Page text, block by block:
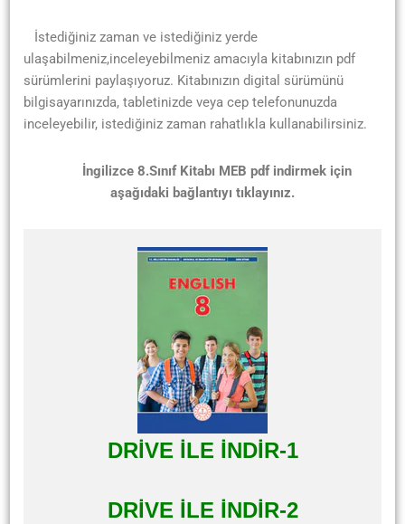
İstediğiniz zaman ve istediğiniz yerde
ulaşabilmeniz,inceleyebilmeniz amacıyla kitabınızın pdf
sürümlerini paylaşıyoruz. Kitabınızın digital sürümünü
bilgisayarınızda, tabletinizde veya cep telefonunuzda
inceleyebilir, istediğiniz zaman rahatlıkla kullanabilirsiniz.
İngilizce 8.Sınıf Kitabı MEB pdf indirmek için
aşağıdaki bağlantıyı tıklayınız.
DRİVE İLE İNDİR-1
DRİVE İLE İNDİR-2